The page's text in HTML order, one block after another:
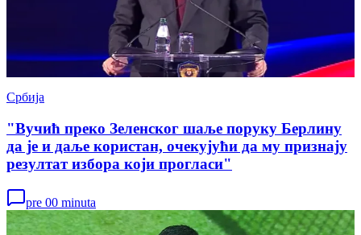
Србија
"Вучић преко Зеленског шаље поруку Берлину
да је и даље користан, очекујући да му признају
резултат избора који прогласи"
pre 00 minuta